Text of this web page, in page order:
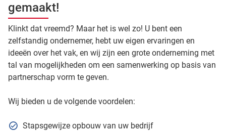
gemaakt!
Klinkt dat vreemd? Maar het is wel zo! U bent een
zelfstandig ondernemer, hebt uw eigen ervaringen en
ideeën over het vak, en wij zijn een grote onderneming met
tal van mogelijkheden om een samenwerking op basis van
partnerschap vorm te geven.
Wij bieden u de volgende voordelen:
Stapsgewijze opbouw van uw bedrijf